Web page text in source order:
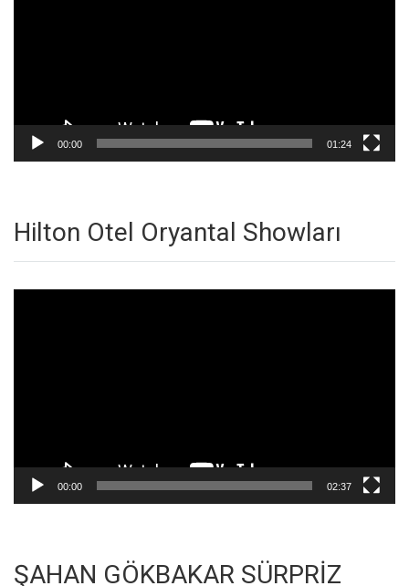
00:00 01:24
Hilton Otel Oryantal Showları
00:00 02:37
ŞAHAN GÖKBAKAR SÜRPRİZ